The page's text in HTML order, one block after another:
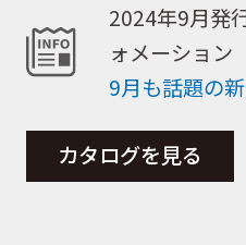
2024年9月発
ォメーション
9月も話題の
カタログを見る